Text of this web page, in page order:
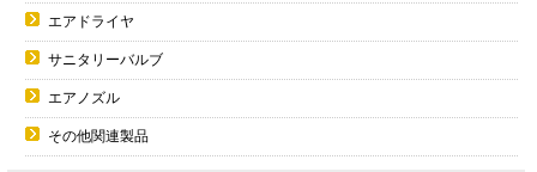
エアドライヤ
サニタリーバルブ
エアノズル
その他関連製品